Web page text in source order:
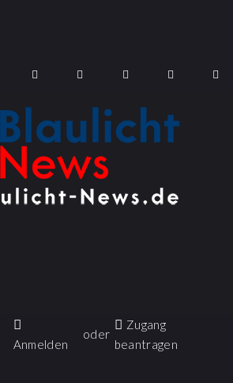
Anmelden
oder
Zugang
beantragen